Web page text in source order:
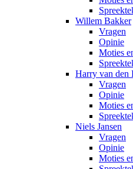
Willem Bakker
Vragen
Opinie
Moties
Harry van den
Vragen
Opinie
Moties
Niels Jansen
Vragen
Opinie
Moties